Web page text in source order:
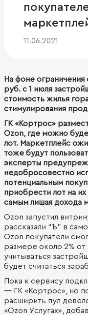
11.06.2021
На фоне
руб. с 1 июля
стоимость жилья
стимулирования
ГК «Кортрос»
Ozon, где можно
лот. Маркетплейс
тоже будут
эксперты
недобросовестно
потенциальным
приобрести лот на
самым лишая дохода
Ozon запустил
рассказали “Ъ” в
Ozon покупатели
размере около 2% от
учитываться
будет считаться
Пока к сервису
— ГК «Кортрос», но
расширить пул
«Ozon Услугах»,